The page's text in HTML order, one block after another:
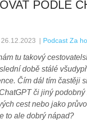
PODLE
26.12.2023 | Podcast Za
tu takový
době stálé
Čím dál tím častěji
či jiný podobný
cest nebo jako
to ale dobrý nápad?